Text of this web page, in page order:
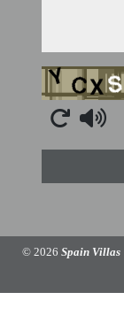
Captcha
© 2026 Spain Villas